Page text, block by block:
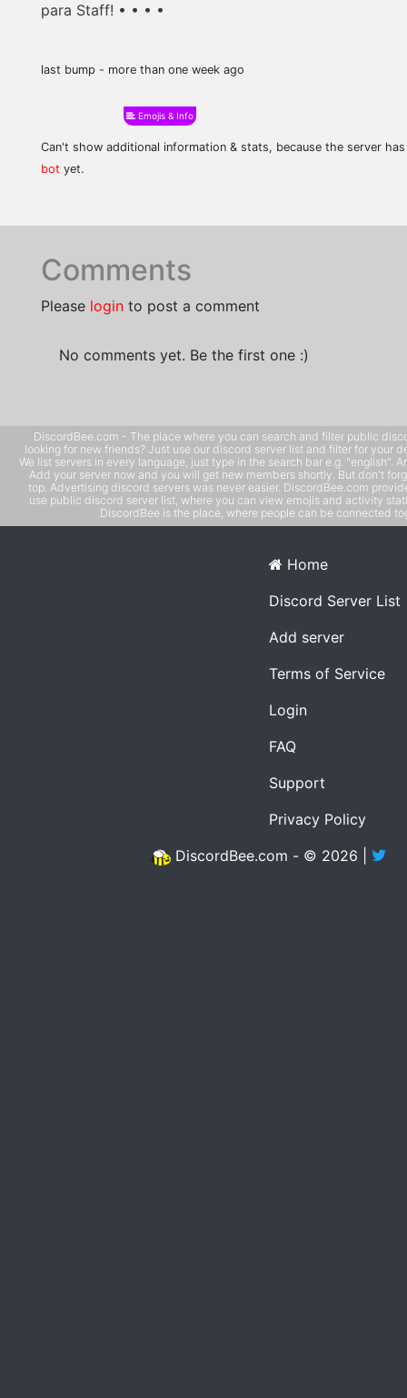
para Staff! • • • •
last bump - more than one week ago
Emojis & Info
Can't show additional information & stats, because the server
bot yet.
Comments
Please login to post a comment
No comments yet. Be the first one :)
DiscordBee.com - The place where you can search and filter public
looking for new friends? Just use our discord server list and filter for your
We list servers in every language, just type in the search bar e.g. "english".
Add your server now and you will get new members shortly. But don't
top. Advertising discord servers was never easier. DiscordBee.com
use public discord server list, where you can view emojis and activity
DiscordBee is the place, where people can be connected
Home
Discord Server List
Add server
Terms of Service
Login
FAQ
Support
Privacy Policy
DiscordBee.com - © 2026 |